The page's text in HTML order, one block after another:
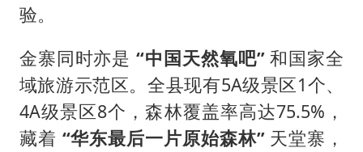
验。
金寨同时亦是“中国天然氧吧”和国家全
域旅游示范区。全县现有5A级景区1个、
4A级景区8个，森林覆盖率高达75.5%，
藏着 “华东最后一片原始森林”天堂寨，